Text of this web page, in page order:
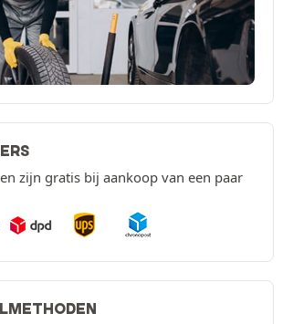
zijn gratis bij aankoop van een paar